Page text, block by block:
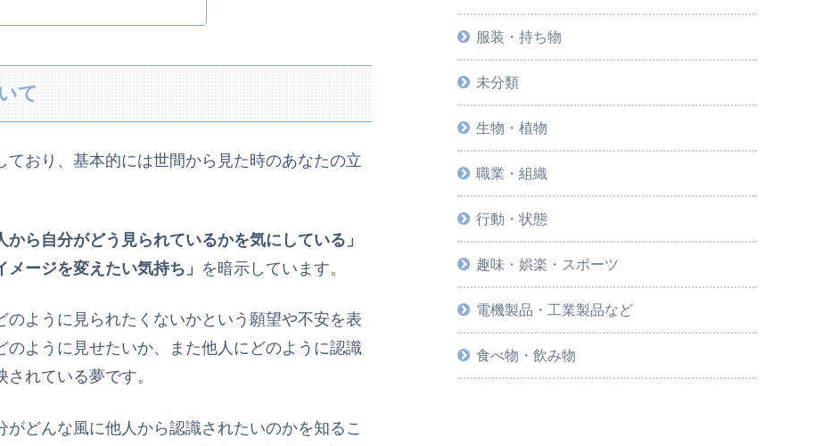
て
おり、基本的には世間から見た時のあなたの立
から自分がどう見られているかを気にしている」
メージを変えたい気持ち」 を暗示しています。
ように見られたくないかという願望や不安を表
のように見せたいか、また他人にどのように認識
れている夢です。
どんな風に他人から認識されたいのかを知るこ
服装・持ち物
未分類
生物・植物
職業・組織
行動・状態
趣味・娯楽・スポーツ
電機製品・工業製品など
食べ物・飲み物